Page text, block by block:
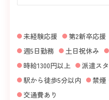
未経験応援 第2新卒応援
週5日勤務
土日祝休み
時給1300円以上
派遣ス
駅から徒歩5分以内
禁煙
交通費あり